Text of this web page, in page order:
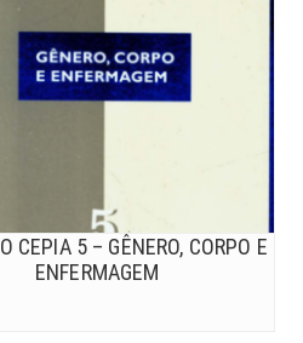
CEPIA 5 – GÊNERO, CORPO E
ENFERMAGEM